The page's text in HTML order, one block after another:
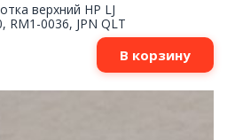
верхний HP LJ
RM1-0036, JPN QLT
В корзину